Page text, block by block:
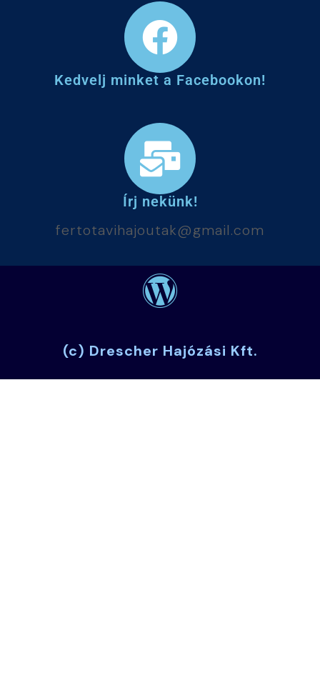
Kedvelj minket a Facebookon!
Írj nekünk!
fertotavihajoutak@gmail.com
(c) Drescher Hajózási Kft.